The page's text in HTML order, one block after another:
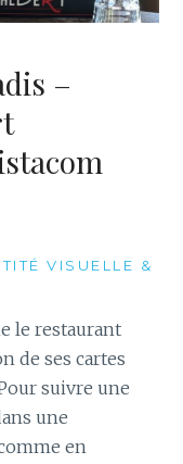
–
VISUELLE &
le restaurant
de ses cartes
suivre une
une
en